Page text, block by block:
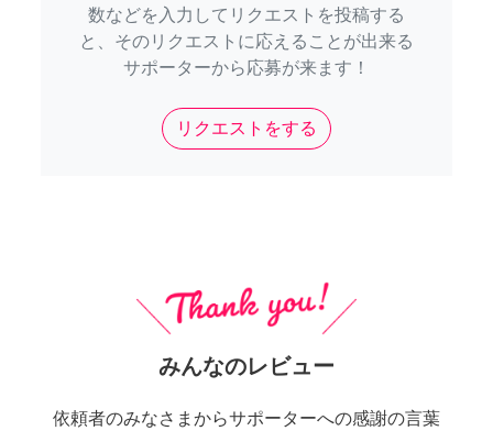
数などを入力してリクエストを投稿する
と、そのリクエストに応えることが出来る
サポーターから応募が来ます！
リクエストをする
みんなのレビュー
依頼者のみなさまからサポーターへの感謝の言葉